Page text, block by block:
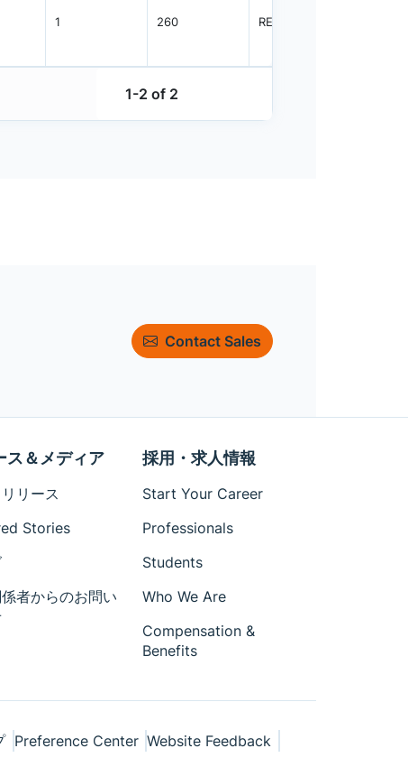
1 260 REEL
1-2 of 2
Contact Sales
ス＆メディア
リース
Stories
者からのお問い
採用・求人情報
Start Your Career
Professionals
Students
Who We Are
Compensation &
Benefits
Preference Center Website Feedback